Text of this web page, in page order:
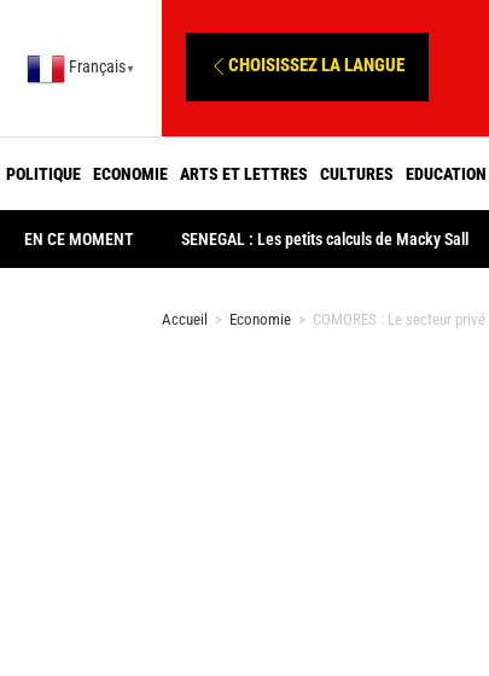
Français ▼ CHOISISSEZ LA LANGUE
POLITIQUE ECONOMIE ARTS ET LETTRES CULTURES EDUCATION
EN CE MOMENT SENEGAL : Les petits calculs de Macky Sall
Accueil > Economie > COMORES : Le secteur